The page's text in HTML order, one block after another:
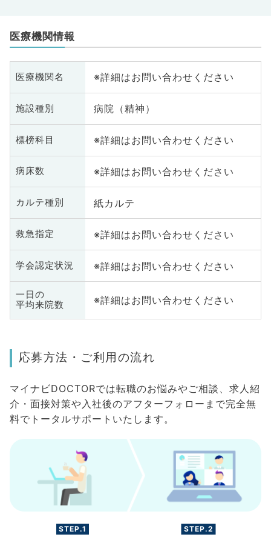
医療機関情報
医療機関名 ※詳細はお問い合わせください
施設種別 病院（精神）
標榜科目 ※詳細はお問い合わせください
病床数 ※詳細はお問い合わせください
カルテ種別 紙カルテ
救急指定 ※詳細はお問い合わせください
学会認定状況 ※詳細はお問い合わせください
一日の
平均来院数
※詳細はお問い合わせください
応募方法・ご利用の流れ
マイナビDOCTORでは転職のお悩みやご相談、求人紹
介・面接対策や入社後のアフターフォローまで完全無
料でトータルサポートいたします。
STEP.1 STEP.2